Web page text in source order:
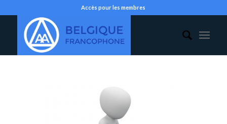
Accès pour les membres